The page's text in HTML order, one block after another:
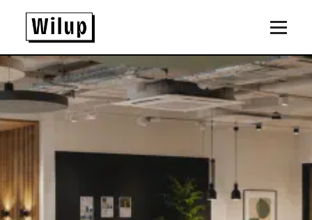
Revenir sur la page d'accueil